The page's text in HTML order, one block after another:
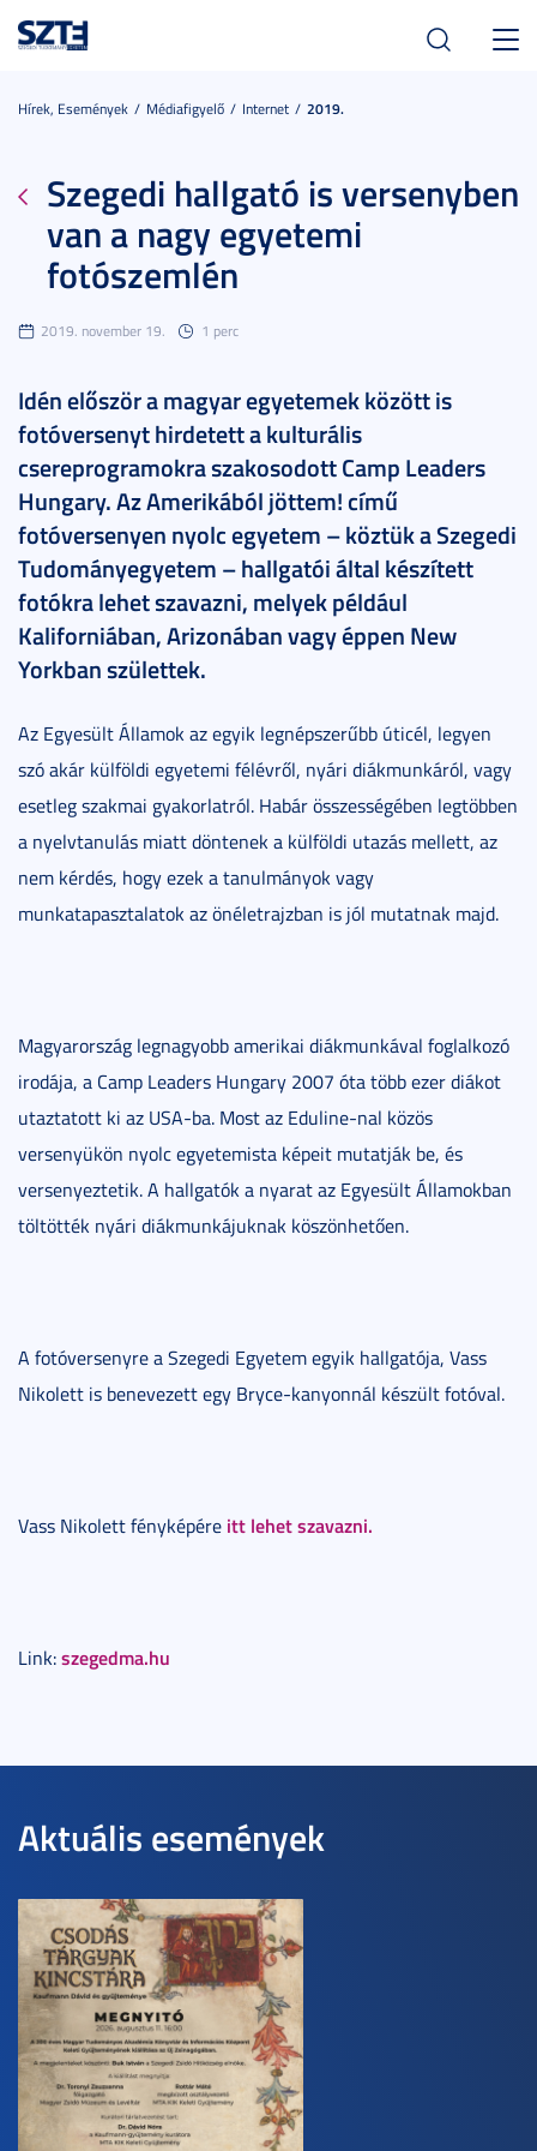
Hírek, Események Médiafigyelő Internet 2019.
Szegedi hallgató is versenyben
van a nagy egyetemi
fotószemlén
2019. november 19. 1 perc
Idén először a magyar egyetemek között is
fotóversenyt hirdetett a kulturális
csereprogramokra szakosodott Camp Leaders
Hungary. Az Amerikából jöttem! című
fotóversenyen nyolc egyetem – köztük a Szegedi
Tudományegyetem – hallgatói által készített
fotókra lehet szavazni, melyek például
Kaliforniában, Arizonában vagy éppen New
Yorkban születtek.
Az Egyesült Államok az egyik legnépszerűbb úticél, legyen
szó akár külföldi egyetemi félévről, nyári diákmunkáról, vagy
esetleg szakmai gyakorlatról. Habár összességében legtöbben
a nyelvtanulás miatt döntenek a külföldi utazás mellett, az
nem kérdés, hogy ezek a tanulmányok vagy
munkatapasztalatok az önéletrajzban is jól mutatnak majd.
Magyarország legnagyobb amerikai diákmunkával foglalkozó
irodája, a Camp Leaders Hungary 2007 óta több ezer diákot
utaztatott ki az USA-ba. Most az Eduline-nal közös
versenyükön nyolc egyetemista képeit mutatják be, és
versenyeztetik. A hallgatók a nyarat az Egyesült Államokban
töltötték nyári diákmunkájuknak köszönhetően.
A fotóversenyre a Szegedi Egyetem egyik hallgatója, Vass
Nikolett is benevezett egy Bryce-kanyonnál készült fotóval.
Vass Nikolett fényképére itt lehet szavazni.
Link:szegedma.hu
Aktuális események